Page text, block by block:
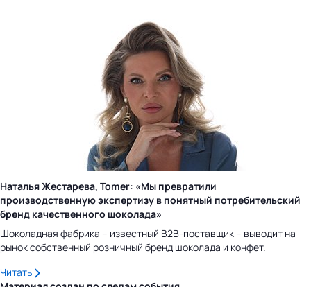
Наталья Жестарева, Tomer: «Мы превратили
производственную экспертизу в понятный потребительский
бренд качественного шоколада»
Шоколадная фабрика – известный B2B-поставщик – выводит на
рынок собственный розничный бренд шоколада и конфет.
Читать